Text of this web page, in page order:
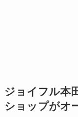
ジョイフル本
ショップがオ